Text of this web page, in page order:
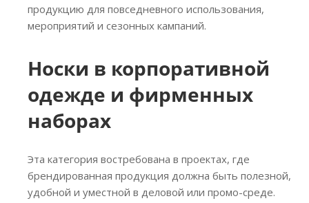
продукцию для повседневного использования,
мероприятий и сезонных кампаний.
Носки в корпоративной
одежде и фирменных
наборах
Эта категория востребована в проектах, где
брендированная продукция должна быть полезной,
удобной и уместной в деловой или промо-среде.